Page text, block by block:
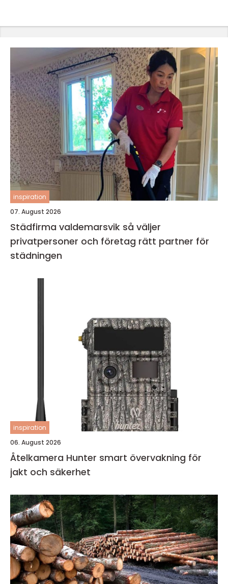
inspiration
07. August 2026
Städfirma valdemarsvik så väljer
privatpersoner och företag rätt partner för
städningen
inspiration
06. August 2026
Åtelkamera Hunter smart övervakning för
jakt och säkerhet